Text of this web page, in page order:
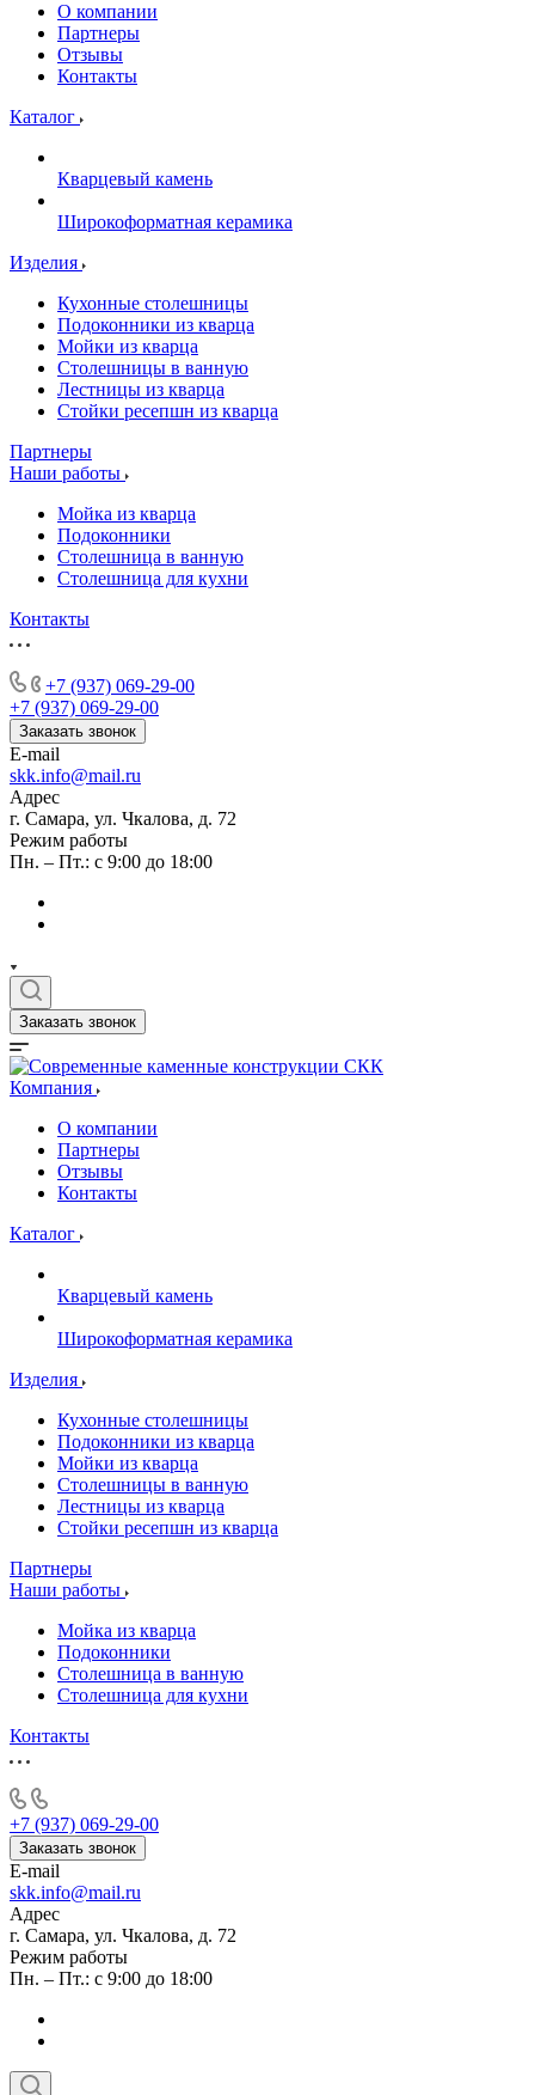
О компании
Партнеры
Отзывы
Контакты
Каталог
Кварцевый камень
Широкоформатная керамика
Изделия
Кухонные столешницы
Подоконники из кварца
Мойки из кварца
Столешницы в ванную
Лестницы из кварца
Стойки ресепшн из кварца
Партнеры
Наши работы
Мойка из кварца
Подоконники
Столешница в ванную
Столешница для кухни
Контакты
+7 (937) 069-29-00
+7 (937) 069-29-00
Заказать звонок
E-mail
skk.info@mail.ru
Адрес
г. Самара, ул. Чкалова, д. 72
Режим работы
Пн. – Пт.: с 9:00 до 18:00
Заказать звонок
Компания
О компании
Партнеры
Отзывы
Контакты
Каталог
Кварцевый камень
Широкоформатная керамика
Изделия
Кухонные столешницы
Подоконники из кварца
Мойки из кварца
Столешницы в ванную
Лестницы из кварца
Стойки ресепшн из кварца
Партнеры
Наши работы
Мойка из кварца
Подоконники
Столешница в ванную
Столешница для кухни
Контакты
+7 (937) 069-29-00
Заказать звонок
E-mail
skk.info@mail.ru
Адрес
г. Самара, ул. Чкалова, д. 72
Режим работы
Пн. – Пт.: с 9:00 до 18:00